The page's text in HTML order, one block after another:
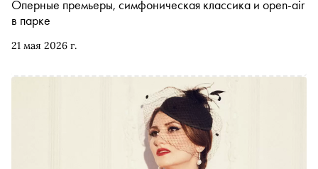
21 мая 2026 г.
Оперные премьеры, симфоническая классика и open-air
в парке